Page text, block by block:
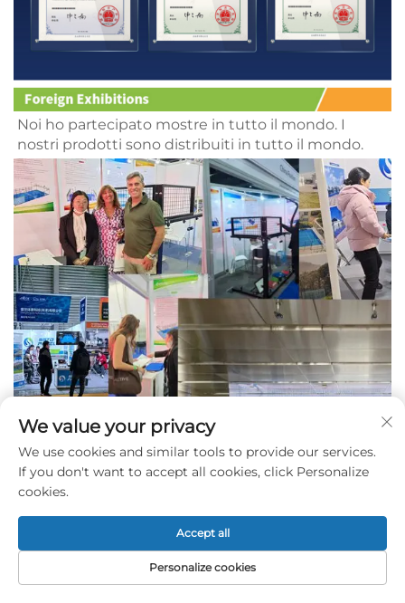
Noi ho partecipato mostre in tutto il mondo. I
nostri prodotti sono distribuiti in tutto il mondo.
We value your privacy
We use cookies and similar tools to provide our services.
If you don't want to accept all cookies, click Personalize
cookies.
Personalize cookies
Accept all